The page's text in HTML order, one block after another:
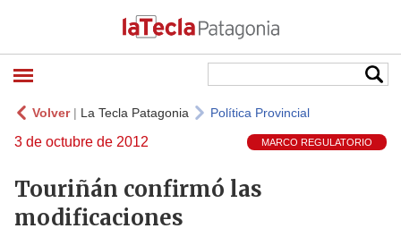
Volver| La Tecla Patagonia Política Provincial
3 de octubre de 2012 MARCO REGULATORIO
Touriñán confirmó las
modificaciones